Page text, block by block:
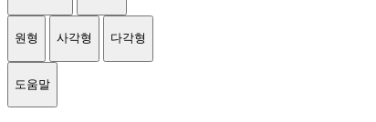
원형 사각형 다각형
도움말